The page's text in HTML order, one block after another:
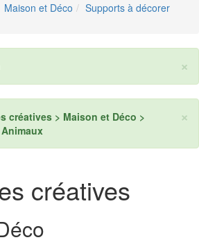
Maison et Déco
Supports à décorer
×
×
créatives > Maison et Déco >
créatives